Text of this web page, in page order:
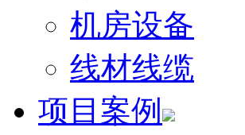
机房设备
线材线缆
项目案例